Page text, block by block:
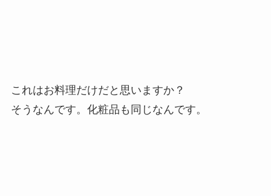
これはお料理だけだと思いますか？
そうなんです。化粧品も同じなんです。